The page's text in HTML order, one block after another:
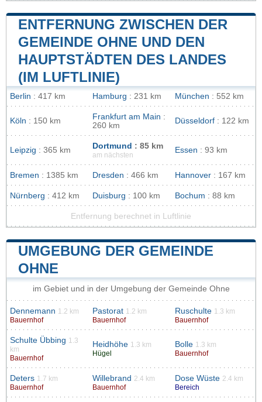
ENTFERNUNG ZWISCHEN DER
GEMEINDE OHNE UND DEN
HAUPTSTÄDTEN DES LANDES
(IM LUFTLINIE)
Berlin : 417 km Hamburg : 231 km München : 552 km
Köln : 150 km Frankfurt am Main :
260 km
Düsseldorf : 122 km
Leipzig : 365 km Dortmund : 85 km
am nächsten
Essen : 93 km
Bremen : 1385 km Dresden : 466 km Hannover : 167 km
Nürnberg : 412 km Duisburg : 100 km Bochum : 88 km
Entfernung berechnet in Luftlinie
UMGEBUNG DER GEMEINDE
OHNE
im Gebiet und in der Umgebung der Gemeinde Ohne
Dennemann 1.2 km
Bauernhof
Pastorat 1.2 km
Bauernhof
Ruschulte 1.3 km
Bauernhof
Schulte Übbing 1.3
km
Bauernhof
Heidhöhe 1.3 km
Hügel
Bolle 1.3 km
Bauernhof
Deters 1.7 km
Bauernhof
Willebrand 2.4 km
Bauernhof
Dose Wüste 2.4 km
Bereich